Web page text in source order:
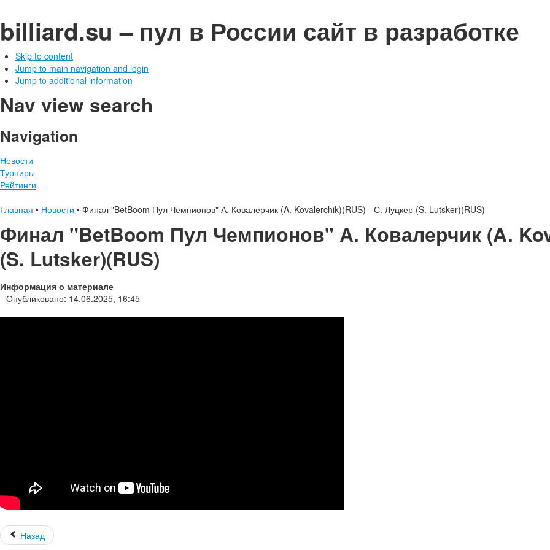
billiard.su – пул в России сайт в разработке
Skip to content
Jump to main navigation and login
Jump to additional information
Nav view search
Navigation
Новости
Турниры
Рейтинги
Главная • Новости • Финал "BetBoom Пул Чемпионов" А. Ковалерчик (A. Kovalerchik)(RUS) - С. Луцкер (S. Lutsker)(RUS)
Финал "BetBoom Пул Чемпионов" А. Ковалерчик (A.
(S. Lutsker)(RUS)
Информация о материале
Опубликовано: 14.06.2025, 16:45
Назад